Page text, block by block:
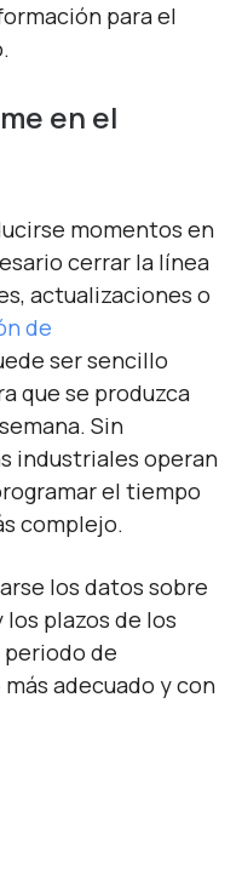
para el
en el
momentos en
cerrar la línea
actualizaciones o
de
ser sencillo
que se produzca
Sin
industriales operan
el tiempo
complejo.
los datos sobre
plazos de los
de
adecuado y con